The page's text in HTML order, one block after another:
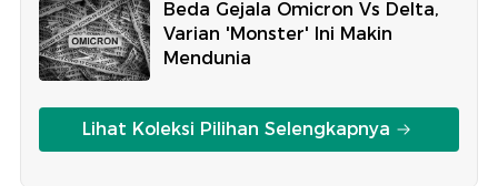
Beda Gejala Omicron Vs Delta,
Varian 'Monster' Ini Makin
Mendunia
Lihat Koleksi Pilihan Selengkapnya